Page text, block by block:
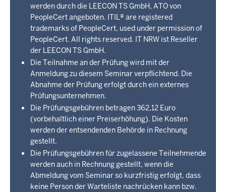
werden durch die LEECON TS GmbH, ATO von
PeopleCert angeboten. ITIL® are registered
trademarks of PeopleCert, used under permission of
PeopleCert. All rights reserved. IT NRW ist Reseller
der LEECON TS GmbH.
Die Teilnahme an der Prüfung wird mit der
Anmeldung zu diesem Seminar verpflichtend. Die
Abnahme der Prüfung erfolgt durch ein externes
Prüfungsunternehmen.
Die Prüfungsgebühren betragen 362,12 Euro
(vorbehaltlich einer Preiserhöhung). Die Kosten
werden der entsendenden Behörde in Rechnung
gestellt.
Die Prüfungsgebühren für zugelassene Teilnehmende
werden auch in Rechnung gestellt, wenn die
Abmeldung vom Seminar so kurzfristig erfolgt, dass
keine Person der Warteliste nachrücken kann bzw.